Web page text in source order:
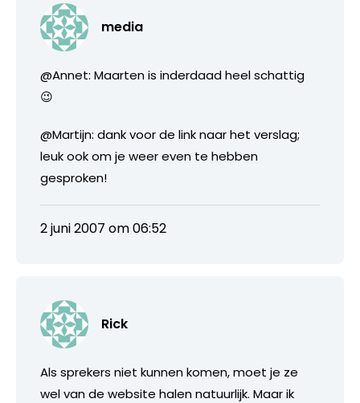
media
@Annet: Maarten is inderdaad heel schattig
😉
@Martijn: dank voor de link naar het verslag;
leuk ook om je weer even te hebben
gesproken!
2 juni 2007 om 06:52
Rick
Als sprekers niet kunnen komen, moet je ze
wel van de website halen natuurlijk. Maar ik